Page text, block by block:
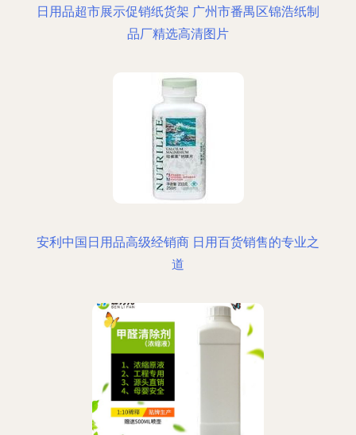
日用品超市展示促销纸货架 广州市番禺区锦浩纸制
品厂精选高清图片
安利中国日用品高级经销商 日用百货销售的专业之
道